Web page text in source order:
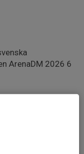
ArenaDM 2026 6
närmare